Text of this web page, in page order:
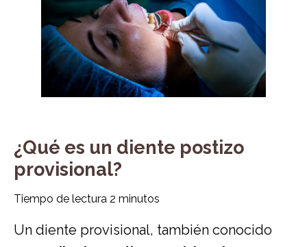
¿Qué es un diente postizo
provisional?
Tiempo de lectura 2 minutos
Un diente provisional, también conocido